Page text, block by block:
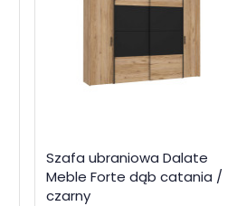
Szafa ubraniowa Dalate
Meble Forte dąb catania /
czarny